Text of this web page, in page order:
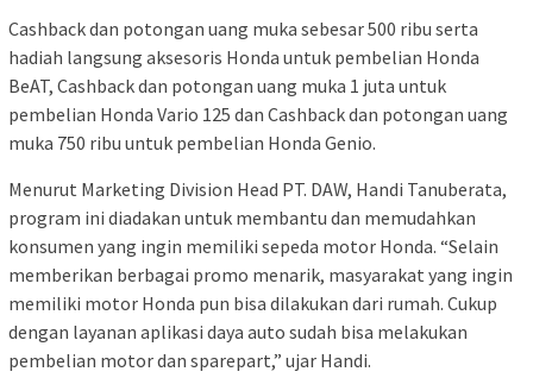
Cashback dan potongan uang muka sebesar 500 ribu serta
hadiah langsung aksesoris Honda untuk pembelian Honda
BeAT, Cashback dan potongan uang muka 1 juta untuk
pembelian Honda Vario 125 dan Cashback dan potongan uang
muka 750 ribu untuk pembelian Honda Genio.
Menurut Marketing Division Head PT. DAW, Handi Tanuberata,
program ini diadakan untuk membantu dan memudahkan
konsumen yang ingin memiliki sepeda motor Honda. “Selain
memberikan berbagai promo menarik, masyarakat yang ingin
memiliki motor Honda pun bisa dilakukan dari rumah. Cukup
dengan layanan aplikasi daya auto sudah bisa melakukan
pembelian motor dan sparepart,” ujar Handi.